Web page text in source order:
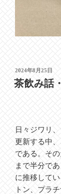
投
稿
日:
2024年8月25日
茶飲み話
日々ジワリ
更新する中
である。そ
まで半分で
に推移して
トン、プラ